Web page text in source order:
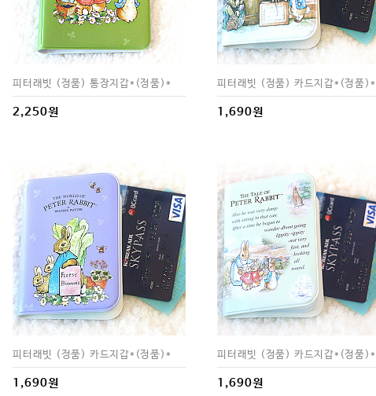
피터래빗 (정품) 통장지갑*(정품)*
2,250원
피터래빗 (정품) 카드지갑*(정품)*
1,690원
피터래빗 (정품) 카드지갑*(정품)*
1,690원
피터래빗 (정품) 카드지갑*(정품)*
1,690원